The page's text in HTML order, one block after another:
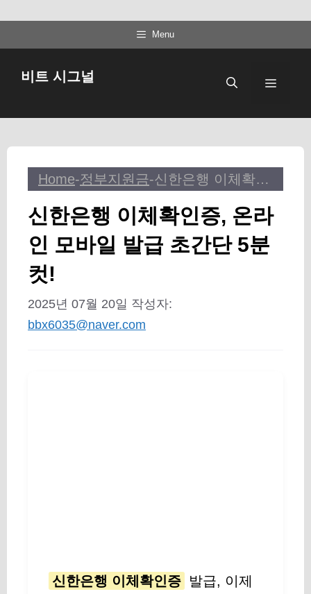
텐
뛰
Menu
비트 시그널 메
Home-정부지원금- 신한은행 이체확인증, 온라인 모바일 발급 초간단 5분컷!
신한은행 이체확인증, 온라
인 모바일 발급 초간단 5분
컷!
2025년 07월 20일 작성자:
bbx6035@naver.com
신한은행 이체확인증 발급, 이제